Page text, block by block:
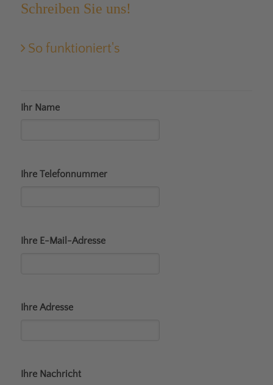
Schreiben Sie uns!
So funktioniert's
Ihr Name
Ihre Telefonnummer
Ihre E-Mail-Adresse
Ihre Adresse
Ihre Nachricht